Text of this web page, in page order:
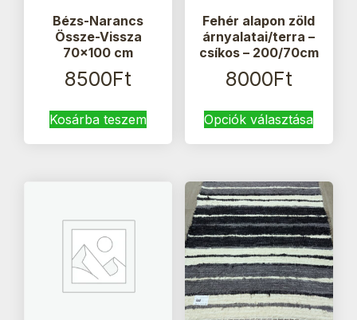
Bézs-Narancs
Össze-Vissza
70×100 cm
8500Ft
Kosárba teszem
Fehér alapon zöld
árnyalatai/terra –
csíkos – 200/70cm
8000Ft
Opciók választásaa
van.
A
a
ki